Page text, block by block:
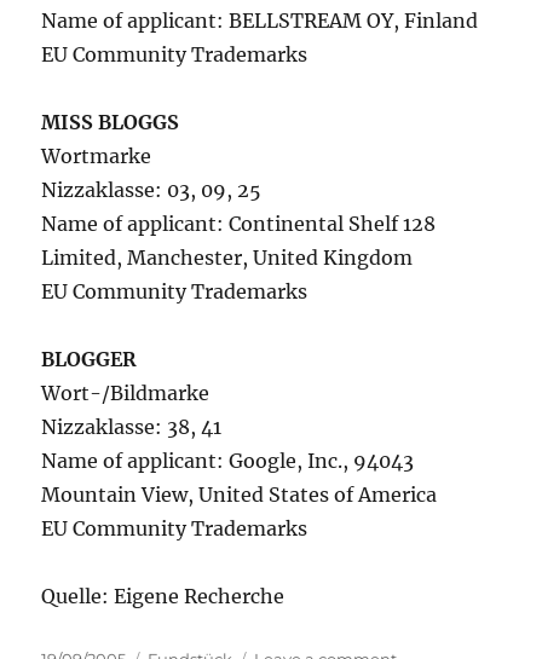
Name of applicant: BELLSTREAM OY, Finland
EU Community Trademarks
MISS BLOGGS
Wortmarke
Nizzaklasse: 03, 09, 25
Name of applicant: Continental Shelf 128
Limited, Manchester, United Kingdom
EU Community Trademarks
BLOGGER
Wort-/Bildmarke
Nizzaklasse: 38, 41
Name of applicant: Google, Inc., 94043
Mountain View, United States of America
EU Community Trademarks
Quelle: Eigene Recherche